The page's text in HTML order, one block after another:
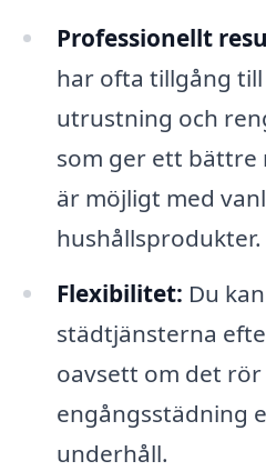
Professionellt
har ofta tillgång
utrustning och
som ger ett bättre
är möjligt med
hushållsprodukter.
Flexibilitet: Du
städtjänsterna
oavsett om det rör
engångsstädning
underhåll.